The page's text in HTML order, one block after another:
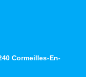
Cormeilles-En-